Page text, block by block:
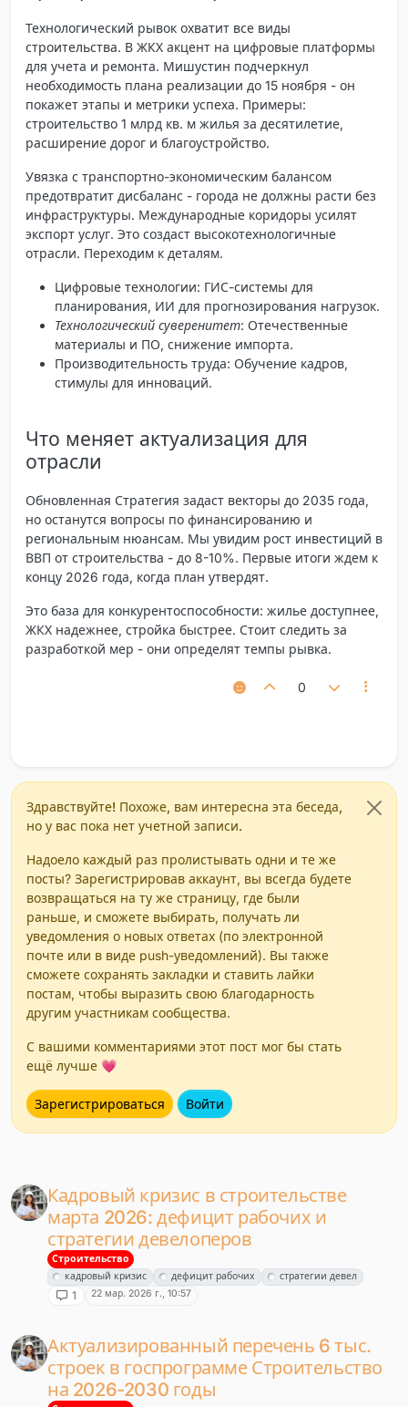
Технологический рывок охватит все виды
строительства. В ЖКХ акцент на цифровые платформы
для учета и ремонта. Мишустин подчеркнул
необходимость плана реализации до 15 ноября - он
покажет этапы и метрики успеха. Примеры:
строительство 1 млрд кв. м жилья за десятилетие,
расширение дорог и благоустройство.
Увязка с транспортно-экономическим балансом
предотвратит дисбаланс - города не должны расти без
инфраструктуры. Международные коридоры усилят
экспорт услуг. Это создаст высокотехнологичные
отрасли. Переходим к деталям.
Цифровые технологии: ГИС-системы для
планирования, ИИ для прогнозирования нагрузок.
Технологический суверенитет: Отечественные
материалы и ПО, снижение импорта.
Производительность труда: Обучение кадров,
стимулы для инноваций.
Что меняет актуализация для
отрасли
Обновленная Стратегия задаст векторы до 2035 года,
но останутся вопросы по финансированию и
региональным нюансам. Мы увидим рост инвестиций в
ВВП от строительства - до 8-10%. Первые итоги ждем к
концу 2026 года, когда план утвердят.
Это база для конкурентоспособности: жилье доступнее,
ЖКХ надежнее, стройка быстрее. Стоит следить за
разработкой мер - они определят темпы рывка.
0
Здравствуйте! Похоже, вам интересна эта беседа,
но у вас пока нет учетной записи.
Надоело каждый раз пролистывать одни и те же
посты? Зарегистрировав аккаунт, вы всегда будете
возвращаться на ту же страницу, где были
раньше, и сможете выбирать, получать ли
уведомления о новых ответах (по электронной
почте или в виде push-уведомлений). Вы также
сможете сохранять закладки и ставить лайки
постам, чтобы выразить свою благодарность
другим участникам сообщества.
С вашими комментариями этот пост мог бы стать
ещё лучше 💗
Зарегистрироваться Войти
Кадровый кризис в строительстве
марта 2026: дефицит рабочих и
стратегии девелоперов
Строительство
кадровый кризис
дефицит рабочих стратегии девел
1 22 мар. 2026 г., 10:57
Актуализированный перечень 6 тыс.
строек в госпрограмме Строительство
на 2026-2030 годы